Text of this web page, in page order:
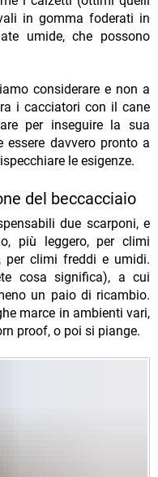
in gomma foderati in
umide, che possono
considerare e non a
i cacciatori con il cane
per inseguire la sua
essere davvero pronto a
le esigenze.
del beccacciaio
due scarponi, e
più leggero, per climi
per climi freddi e umidi.
cosa significa), a cui
un paio di ricambio.
marce in ambienti vari,
proof, o poi si piange.